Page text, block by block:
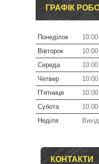
ГРАФІК
Понеділок 10:00
Вівторок
10:00
Середа
10:00
Четвер
10:00
Пʼятниця
10:00
Субота
10:00
Неділя
КОНТАКТИ